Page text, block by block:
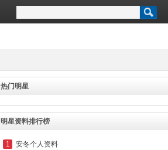
热门明星
明星资料排行榜
1 安冬个人资料